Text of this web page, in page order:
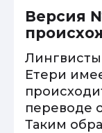
Версия
Етери
переводе
Таким